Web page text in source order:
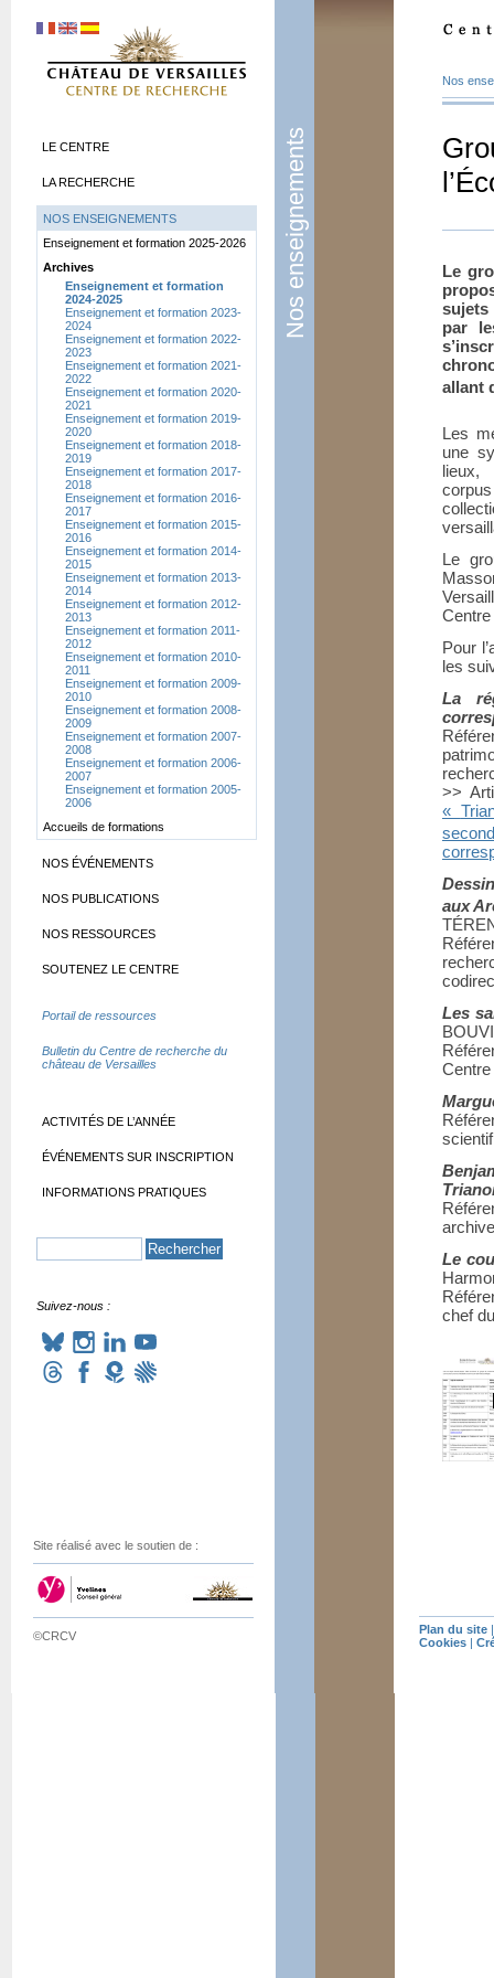
Nos enseignements
Nos
Le
sujets
par
allant
Les
une
lieux,
Le
Pour
les
La
>>
«
aux
Les
Le
chef
LE CENTRE
LA RECHERCHE
NOS ENSEIGNEMENTS
Enseignement et formation 2025-2026
Archives
Enseignement et formation
2024-2025
Enseignement et formation 2023-
2024
Enseignement et formation 2022-
2023
Enseignement et formation 2021-
2022
Enseignement et formation 2020-
2021
Enseignement et formation 2019-
2020
Enseignement et formation 2018-
2019
Enseignement et formation 2017-
2018
Enseignement et formation 2016-
2017
Enseignement et formation 2015-
2016
Enseignement et formation 2014-
2015
Enseignement et formation 2013-
2014
Enseignement et formation 2012-
2013
Enseignement et formation 2011-
2012
Enseignement et formation 2010-
2011
Enseignement et formation 2009-
2010
Enseignement et formation 2008-
2009
Enseignement et formation 2007-
2008
Enseignement et formation 2006-
2007
Enseignement et formation 2005-
2006
Accueils de formations
NOS ÉVÉNEMENTS
NOS PUBLICATIONS
NOS RESSOURCES
SOUTENEZ LE CENTRE
Portail de ressources
Bulletin du Centre de recherche du
château de Versailles
ACTIVITÉS DE L’ANNÉE
ÉVÉNEMENTS SUR INSCRIPTION
INFORMATIONS PRATIQUES
Suivez-nous :
Site réalisé avec le soutien de :
©CRCV Plan du site
Cookies |